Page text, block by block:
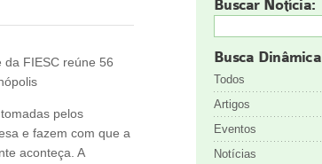
FIESC reúne 56
pelos
e fazem com que a
aconteça. A
Buscar Notícia:
Busca Dinâmica
Todos
Artigos
Eventos
Notícias